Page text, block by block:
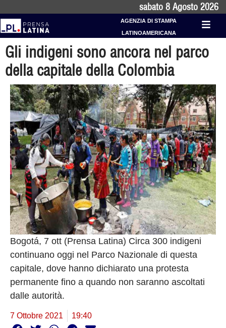
sabato 8 Agosto 2026
AGENZIA DI STAMPA
LATINOAMERICANA
Gli indigeni sono ancora nel parco
della capitale della Colombia
Bogotá, 7 ott (Prensa Latina) Circa 300 indigeni
continuano oggi nel Parco Nazionale di questa
capitale, dove hanno dichiarato una protesta
permanente fino a quando non saranno ascoltati
dalle autorità.
7 Ottobre 2021 19:40